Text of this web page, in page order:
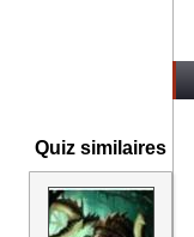
Quiz similaires